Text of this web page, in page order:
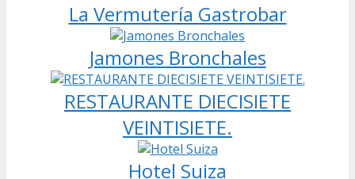
La Vermutería Gastrobar
Jamones Bronchales
RESTAURANTE DIECISIETE
VEINTISIETE.
Hotel Suiza